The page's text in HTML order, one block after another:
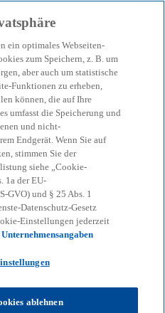
und
Zeit immer
den Überblick zu
Governance & Compliance
Antworten und
der
ein optimales Webseiten-
zum Speichern, z. B. um
aber auch um statistische
Funktionen zu erheben,
können, die auf Ihre
umfasst die Speicherung und
und nicht-
Endgerät. Wenn Sie auf
stimmen Sie der
siehe „Cookie-
1a der EU-
GVO) und § 25 Abs. 1
Datenschutz-Gesetz
Einstellungen jederzeit
ablehnen